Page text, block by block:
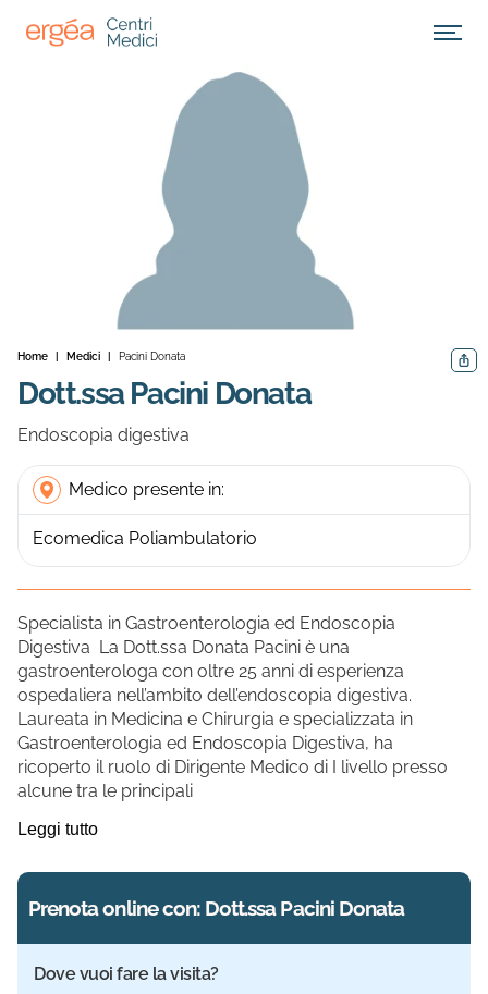
Apri
Home Medici Pacini Donata
Dott.ssa Pacini Donata
Endoscopia digestiva
Medico presente in:
Ecomedica Poliambulatorio
Specialista in Gastroenterologia ed Endoscopia
Digestiva La Dott.ssa Donata Pacini è una
gastroenterologa con oltre 25 anni di esperienza
ospedaliera nell’ambito dell’endoscopia digestiva.
Laureata in Medicina e Chirurgia e specializzata in
Gastroenterologia ed Endoscopia Digestiva, ha
ricoperto il ruolo di Dirigente Medico di I livello presso
alcune tra le principali
Leggi tutto
Prenota online con: Dott.ssa Pacini Donata
Dove vuoi fare la visita?